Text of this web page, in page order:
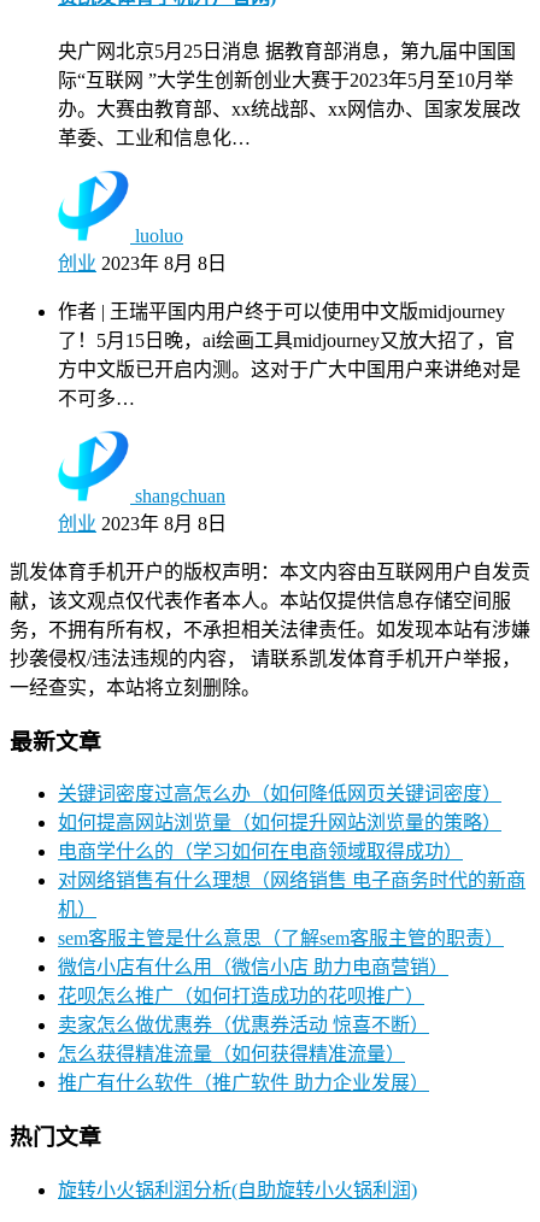
央广网北京5月25日消息 据教育部消息，第九届中国国
际“互联网 ”大学生创新创业大赛于2023年5月至10月举
办。大赛由教育部、xx统战部、xx网信办、国家发展改
革委、工业和信息化…
luoluo
创业 2023年 8月 8日
作者 | 王瑞平国内用户终于可以使用中文版midjourney
了！5月15日晚，ai绘画工具midjourney又放大招了，官
方中文版已开启内测。这对于广大中国用户来讲绝对是
不可多…
shangchuan
创业 2023年 8月 8日
凯发体育手机开户的版权声明：本文内容由互联网用户自发贡
献，该文观点仅代表作者本人。本站仅提供信息存储空间服
务，不拥有所有权，不承担相关法律责任。如发现本站有涉嫌
抄袭侵权/违法违规的内容， 请联系凯发体育手机开户举报，
一经查实，本站将立刻删除。
最新文章
关键词密度过高怎么办（如何降低网页关键词密度）
如何提高网站浏览量（如何提升网站浏览量的策略）
电商学什么的（学习如何在电商领域取得成功）
对网络销售有什么理想（网络销售 电子商务时代的新商
机）
sem客服主管是什么意思（了解sem客服主管的职责）
微信小店有什么用（微信小店 助力电商营销）
花呗怎么推广（如何打造成功的花呗推广）
卖家怎么做优惠券（优惠券活动 惊喜不断）
怎么获得精准流量（如何获得精准流量）
推广有什么软件（推广软件 助力企业发展）
热门文章
旋转小火锅利润分析(自助旋转小火锅利润)